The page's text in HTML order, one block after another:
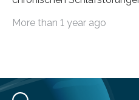
Erwachsene kennt zudem
Forscher:innen konnten in
More than 1 year ago